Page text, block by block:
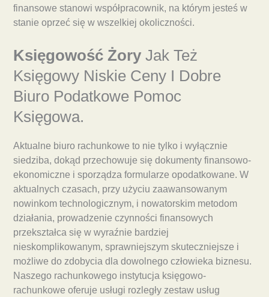
finansowe stanowi współpracownik, na którym jesteś w
stanie oprzeć się w wszelkiej okoliczności.
Księgowość Żory Jak Też
Księgowy Niskie Ceny I Dobre
Biuro Podatkowe Pomoc
Księgowa.
Aktualne biuro rachunkowe to nie tylko i wyłącznie
siedziba, dokąd przechowuje się dokumenty finansowo-
ekonomiczne i sporządza formularze opodatkowane. W
aktualnych czasach, przy użyciu zaawansowanym
nowinkom technologicznym, i nowatorskim metodom
działania, prowadzenie czynności finansowych
przekształca się w wyraźnie bardziej
nieskomplikowanym, sprawniejszym skuteczniejsze i
możliwe do zdobycia dla dowolnego człowieka biznesu.
Naszego rachunkowego instytucja księgowo-
rachunkowe oferuje usługi rozległy zestaw usług